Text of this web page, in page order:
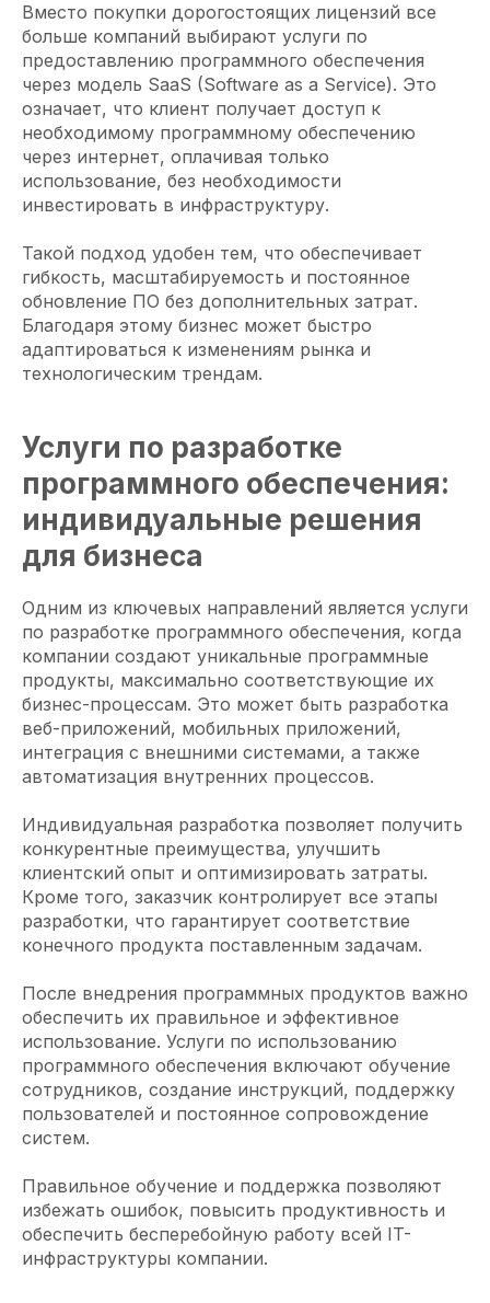
Вместо покупки дорогостоящих лицензий все
больше компаний выбирают услуги по
предоставлению программного обеспечения
через модель SaaS (Software as a Service). Это
означает, что клиент получает доступ к
необходимому программному обеспечению
через интернет, оплачивая только
использование, без необходимости
инвестировать в инфраструктуру.
Такой подход удобен тем, что обеспечивает
гибкость, масштабируемость и постоянное
обновление ПО без дополнительных затрат.
Благодаря этому бизнес может быстро
адаптироваться к изменениям рынка и
технологическим трендам.
Услуги по разработке
программного обеспечения:
индивидуальные решения
для бизнеса
Одним из ключевых направлений является услуги
по разработке программного обеспечения, когда
компании создают уникальные программные
продукты, максимально соответствующие их
бизнес-процессам. Это может быть разработка
веб-приложений, мобильных приложений,
интеграция с внешними системами, а также
автоматизация внутренних процессов.
Индивидуальная разработка позволяет получить
конкурентные преимущества, улучшить
клиентский опыт и оптимизировать затраты.
Кроме того, заказчик контролирует все этапы
разработки, что гарантирует соответствие
конечного продукта поставленным задачам.
После внедрения программных продуктов важно
обеспечить их правильное и эффективное
использование. Услуги по использованию
программного обеспечения включают обучение
сотрудников, создание инструкций, поддержку
пользователей и постоянное сопровождение
систем.
Правильное обучение и поддержка позволяют
избежать ошибок, повысить продуктивность и
обеспечить бесперебойную работу всей IT-
инфраструктуры компании.